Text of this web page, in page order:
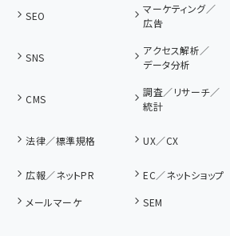
SEO
マーケティング／
広告
SNS
アクセス解析／
データ分析
CMS
調査／リサーチ／
統計
法律／標準規格 UX／CX
広報／ネットPR
EC／ネットショップ
メールマーケ
SEM